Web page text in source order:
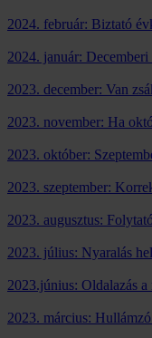
2024. február: Biztató
2024. január:
2023. december: Van
2023. november: Ha
2023. október:
2023. szeptember:
2023. augusztus:
2023. július: Nyaralás
2023.június: Oldalazás a
2023. március: